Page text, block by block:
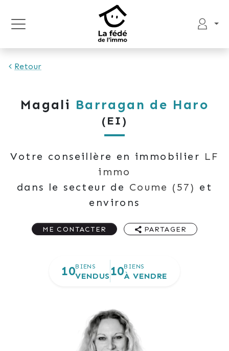
Retour
Magali Barragan de Haro
(EI)
Votre conseillère en immobilier LF
immo
dans le secteur de Coume (57) et
environs
ME CONTACTER PARTAGER
10BIENS
VENDUS 10BIENS
À VENDRE